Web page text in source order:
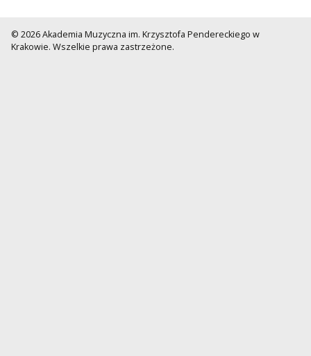
© 2026 Akademia Muzyczna im. Krzysztofa Pendereckiego w
Krakowie. Wszelkie prawa zastrzeżone.